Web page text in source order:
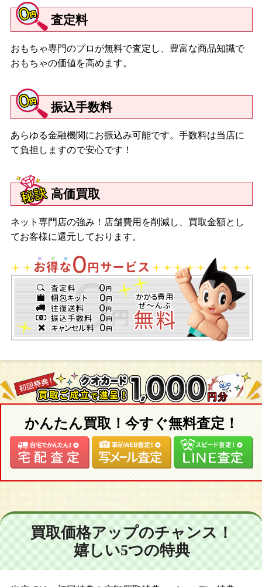
査定料
おもちゃ専門のプロが無料で査定し、豊富な商品知識で
おもちゃの価値を高めます。
振込手数料
あらゆる金融機関にお振込み可能です。手数料は当店に
て負担しますので安心です！
高価買取
ネット専門店の強み！店舗費用を削減し、買取金額とし
てお客様に還元しております。
かんたん買取！今すぐ無料査定！
買取価格アップのチャンス！
嬉しい5つの特典